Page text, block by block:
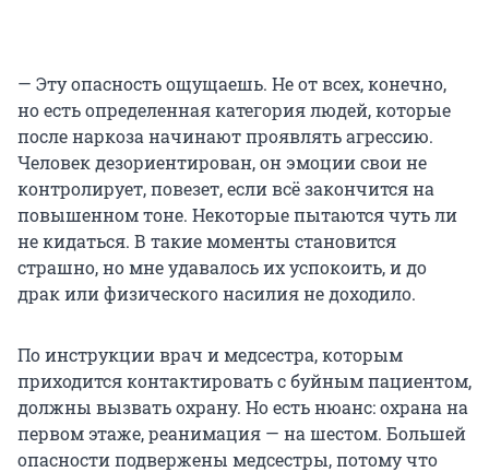
— Эту опасность ощущаешь. Не от всех, конечно,
но есть определенная категория людей, которые
после наркоза начинают проявлять агрессию.
Человек дезориентирован, он эмоции свои не
контролирует, повезет, если всё закончится на
повышенном тоне. Некоторые пытаются чуть ли
не кидаться. В такие моменты становится
страшно, но мне удавалось их успокоить, и до
драк или физического насилия не доходило.
По инструкции врач и медсестра, которым
приходится контактировать с буйным пациентом,
должны вызвать охрану. Но есть нюанс: охрана на
первом этаже, реанимация — на шестом. Большей
опасности подвержены медсестры, потому что